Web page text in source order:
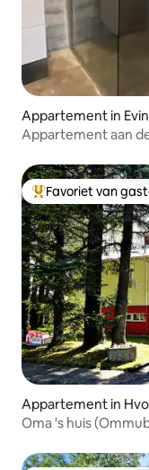
Appartement in
Appartement aan de
Topfavoriet van
Favoriet van
Appartement in
Oma 's huis